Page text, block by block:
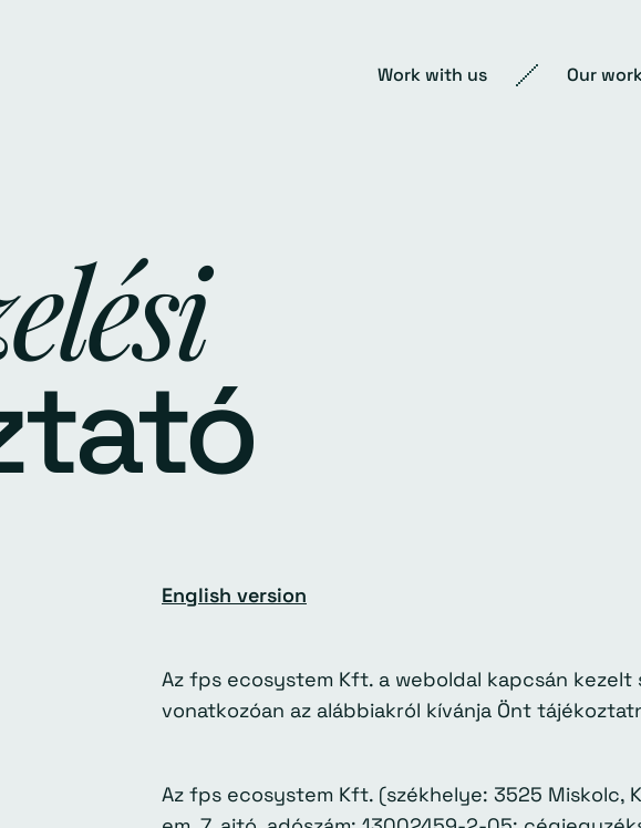
Work with us Our
English version
Az fps ecosystem Kft. a weboldal kapcsán kezelt
vonatkozóan az alábbiakról kívánja Önt
Az fps ecosystem Kft. (székhelye: 3525 Miskolc,